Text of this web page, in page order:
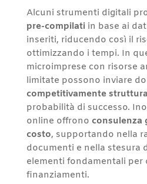
Alcuni strumenti digitali
pre-compilatiin base ai
inseriti, riducendo così il
ottimizzando i tempi. In
microimprese con risorse
limitate possono inviare
competitivamente
probabilità di successo.
online offrono consulenza
costo, supportando nella
documenti e nella stesura
elementi fondamentali per
finanziamenti.